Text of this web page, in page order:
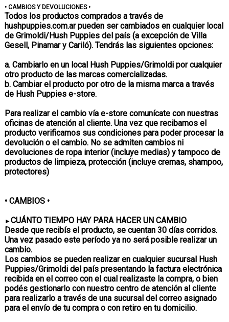
• CAMBIOS Y DEVOLUCIONES •
Todos los productos comprados a través de
hushpuppies.com.ar pueden ser cambiados en cualquier local
de Grimoldi/Hush Puppies del país (a excepción de Villa
Gesell, Pinamar y Cariló). Tendrás las siguientes opciones:
a. Cambiarlo en un local Hush Puppies/Grimoldi por cualquier
otro producto de las marcas comercializadas.
b. Cambiar el producto por otro de la misma marca a través
de Hush Puppies e-store.
Para realizar el cambio vía e-store comunícate con nuestras
oficinas de atención al cliente. Una vez que recibamos el
producto verificamos sus condiciones para poder procesar la
devolución o el cambio. No se admiten cambios ni
devoluciones de ropa interior (incluye medias) y tampoco de
productos de limpieza, protección (incluye cremas, shampoo,
protectores)
• CAMBIOS •
►CUÁNTO TIEMPO HAY PARA HACER UN CAMBIO
Desde que recibís el producto, se cuentan 30 días corridos.
Una vez pasado este período ya no será posible realizar un
cambio.
Los cambios se pueden realizar en cualquier sucursal Hush
Puppies/Grimoldi del país presentando la factura electrónica
recibida en el correo con el cual realizaste la compra, o bien
podés gestionarlo con nuestro centro de atención al cliente
para realizarlo a través de una sucursal del correo asignado
para el envío de tu compra o con retiro en tu domicilio.